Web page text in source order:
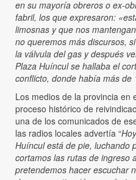
en su mayoría obreros o ex-
fabril, los que expresaron:
limosnas y que nos
no queremos más discursos,
la válvula del gas y después
Plaza Huíncul se hallaba el
conflicto, donde había más de
Los medios de la provincia en
proceso histórico de
una de los comunicados de
las radios locales advertía “
Huíncul está de pie, luchando
cortamos las rutas de ingreso
pretendemos hacer escuchar